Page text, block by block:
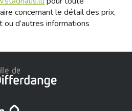
concernant le détail des prix,
d’autres informations
Differdange